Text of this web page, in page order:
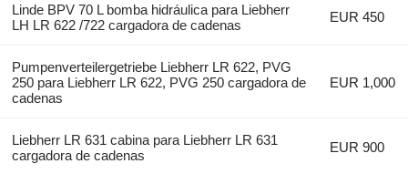
Linde BPV 70 L bomba hidráulica para Liebherr
LH LR 622 /722 cargadora de cadenas
EUR 450
Pumpenverteilergetriebe Liebherr LR 622, PVG
250 para Liebherr LR 622, PVG 250 cargadora de
cadenas
EUR 1,000
Liebherr LR 631 cabina para Liebherr LR 631
cargadora de cadenas
EUR 900